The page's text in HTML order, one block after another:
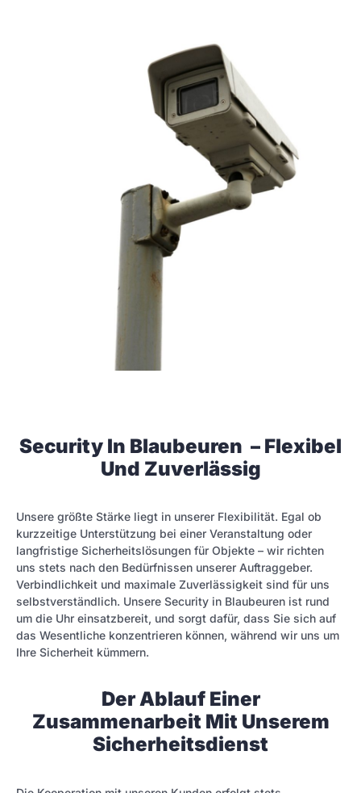
Security In Blaubeuren – Flexibel
Und Zuverlässig
Unsere größte Stärke liegt in unserer Flexibilität. Egal ob
kurzzeitige Unterstützung bei einer Veranstaltung oder
langfristige Sicherheitslösungen für Objekte – wir richten
uns stets nach den Bedürfnissen unserer Auftraggeber.
Verbindlichkeit und maximale Zuverlässigkeit sind für uns
selbstverständlich. Unsere Security in Blaubeuren ist rund
um die Uhr einsatzbereit, und sorgt dafür, dass Sie sich auf
das Wesentliche konzentrieren können, während wir uns um
Ihre Sicherheit kümmern.
Der Ablauf Einer
Zusammenarbeit Mit Unserem
Sicherheitsdienst